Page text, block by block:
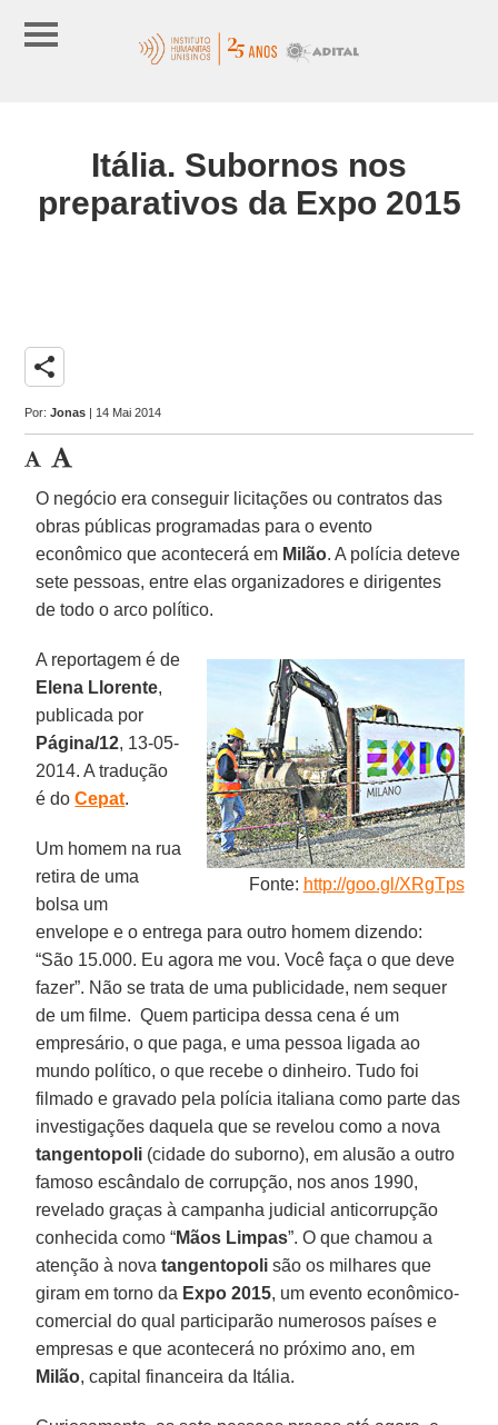
Itália. Subornos nos
preparativos da Expo 2015
share
Por:Jonas | 14 Mai 2014
O negócio era conseguir licitações ou contratos das
obras públicas programadas para o evento
econômico que acontecerá em Milão. A polícia deteve
sete pessoas, entre elas organizadores e dirigentes
de todo o arco político.
Fonte: http://goo.gl/XRgTps
A reportagem é de
Elena Llorente,
publicada por
Página/12, 13-05-
2014. A tradução
é doCepat.
Um homem na rua
retira de uma
bolsa um
envelope e o entrega para outro homem dizendo:
“São 15.000. Eu agora me vou. Você faça o que deve
fazer”. Não se trata de uma publicidade, nem sequer
de um filme. Quem participa dessa cena é um
empresário, o que paga, e uma pessoa ligada ao
mundo político, o que recebe o dinheiro. Tudo foi
filmado e gravado pela polícia italiana como parte das
investigações daquela que se revelou como a nova
tangentopoli (cidade do suborno), em alusão a outro
famoso escândalo de corrupção, nos anos 1990,
revelado graças à campanha judicial anticorrupção
conhecida como “Mãos Limpas”. O que chamou a
atenção à novatangentopoli são os milhares que
giram em torno da Expo 2015, um evento econômico-
comercial do qual participarão numerosos países e
empresas e que acontecerá no próximo ano, em
Milão, capital financeira da Itália.